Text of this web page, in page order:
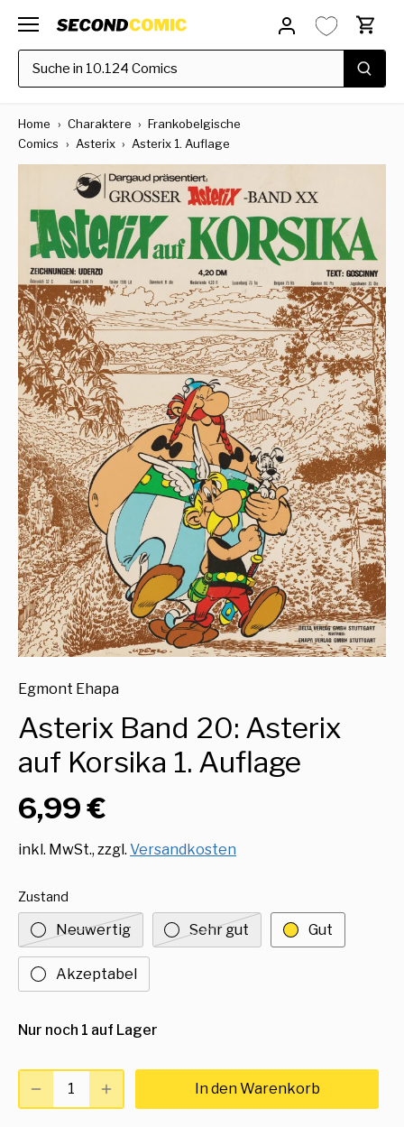
zum
Inhalt
Home › Charaktere › Frankobelgische
Comics › Asterix › Asterix 1. Auflage
Egmont Ehapa
Asterix Band 20: Asterix
auf Korsika 1. Auflage
6,99 €
inkl. MwSt., zzgl. Versandkosten
Zustand
Neuwertig Sehr gut Gut
Akzeptabel
Nur noch 1 auf Lager
In den Warenkorb